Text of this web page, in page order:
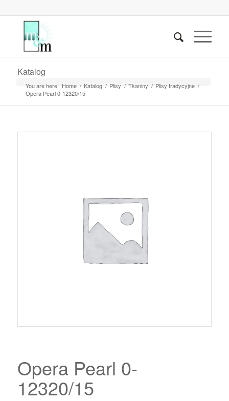
Katalog
You are here: Home / Katalog / Plisy / Tkaniny / Plisy tradycyjne /
Opera Pearl 0-12320/15
Opera Pearl 0-
12320/15